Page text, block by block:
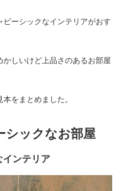
ーシックなインテリアがおす
しいけど上品さのあるお部屋
をまとめました。
シックなお部屋
インテリア